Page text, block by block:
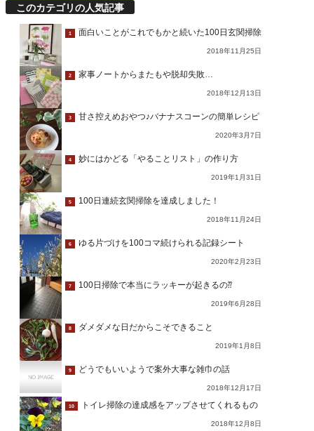
このカテゴリの人気記事
1 面白いことがこれでもかと続いた100日玄関掃除
2018年11月25日
2 家事ノートからまたもや脱却失敗…
2018年12月13日
3 甘さ控えめおやつ♪バナナスコーンの簡単レシピ
2020年3月7日
4 妙にはかどる「やることリスト」の作り方
2019年1月31日
5 100日連続玄関掃除を達成しました！
2018年11月24日
6 ゆる片づけを100コマ続けられる記録シート
2020年2月23日
7 100日掃除で本当にラッキーが起きるの⁇
2019年6月28日
8 ダメダメな日だからこそできること
2019年1月8日
9 どうでもいいようで案外大事な雑巾の話
2018年12月17日
10 トイレ掃除の達成感をアップさせてくれるもの
2018年12月8日